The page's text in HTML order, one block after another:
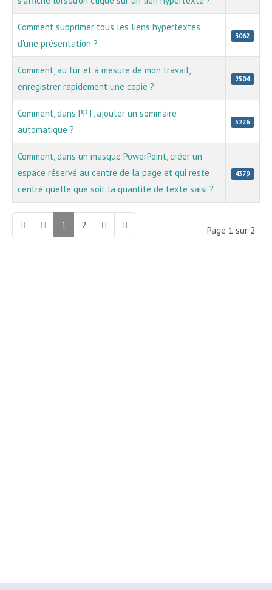
Comment supprimer tous les liens hypertextes
d'une présentation ?
3062
Comment, au fur et à mesure de mon travail,
enregistrer rapidement une copie ?
2504
Comment, dans PPT, ajouter un sommaire
automatique ?
5226
Comment, dans un masque PowerPoint, créer un
espace réservé au centre de la page et qui reste
centré quelle que soit la quantité de texte saisi ?
4379
Page 1 sur 2
1 2